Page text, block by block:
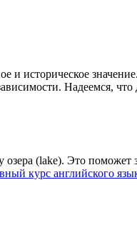
историческое значение.
Надеемся, что
озера (lake). Это
курс английского